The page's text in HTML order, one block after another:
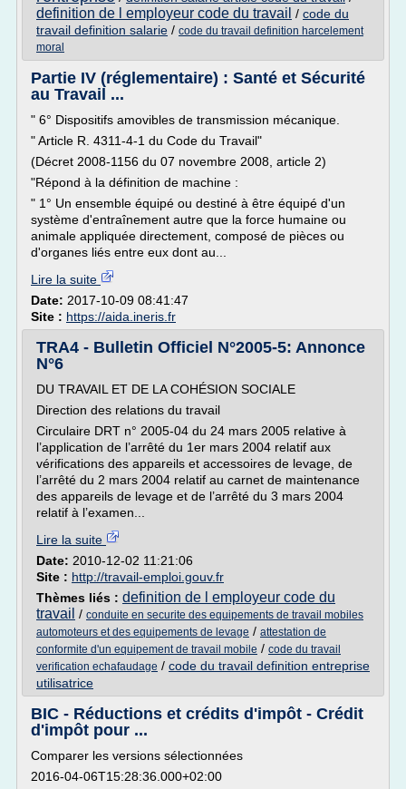
definition de l employeur code du travail / code du
travail definition salarie / code du travail definition harcelement
moral
Partie IV (réglementaire) : Santé et Sécurité
au Travail ...
" 6° Dispositifs amovibles de transmission mécanique.
" Article R. 4311-4-1 du Code du Travail"
(Décret 2008-1156 du 07 novembre 2008, article 2)
"Répond à la définition de machine :
" 1° Un ensemble équipé ou destiné à être équipé d'un
système d'entraînement autre que la force humaine ou
animale appliquée directement, composé de pièces ou
d'organes liés entre eux dont au...
Lire la suite
Date: 2017-10-09 08:41:47
Site : https://aida.ineris.fr
TRA4 - Bulletin Officiel N°2005-5: Annonce
N°6
DU TRAVAIL ET DE LA COHÉSION SOCIALE
Direction des relations du travail
Circulaire DRT n° 2005-04 du 24 mars 2005 relative à
l’application de l’arrêté du 1er mars 2004 relatif aux
vérifications des appareils et accessoires de levage, de
l’arrêté du 2 mars 2004 relatif au carnet de maintenance
des appareils de levage et de l’arrêté du 3 mars 2004
relatif à l’examen...
Lire la suite
Date: 2010-12-02 11:21:06
Site : http://travail-emploi.gouv.fr
Thèmes liés : definition de l employeur code du
travail / conduite en securite des equipements de travail mobiles
automoteurs et des equipements de levage / attestation de
conformite d'un equipement de travail mobile / code du travail
verification echafaudage / code du travail definition entreprise
utilisatrice
BIC - Réductions et crédits d'impôt - Crédit
d'impôt pour ...
Comparer les versions sélectionnées
2016-04-06T15:28:36.000+02:00